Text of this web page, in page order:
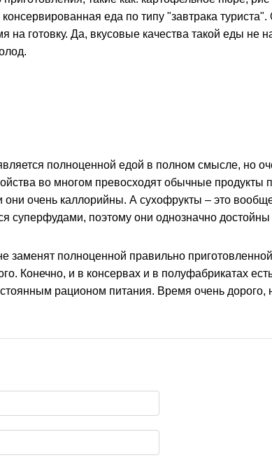
еда по типу "завтрака
готовку. Да, вкусовые качества такой еды не
полноценной едой в полном смысле, но
во многом превосходят обычные продукты
они очень каллорийны. А сухофрукты – это
суперфудами, поэтому они однозначно
заменят полноценной правильно
Конечно, и в консервах и в полуфабрикатах
рационом питания. Время очень